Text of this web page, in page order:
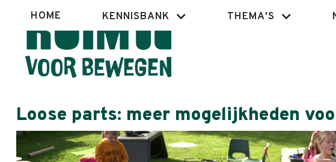
inhoud
Hoofdnavigatie
HOME KENNISBANK THEMA'S
Loose parts: meer mogelijkheden